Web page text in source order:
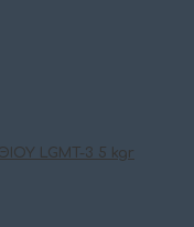
LGMT-3 5 kgr